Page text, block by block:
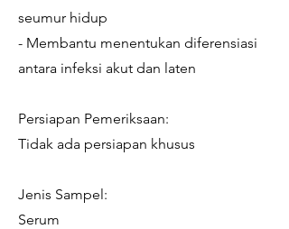
seumur hidup
- Membantu menentukan diferensiasi
antara infeksi akut dan laten
Persiapan Pemeriksaan:
Tidak ada persiapan khusus
Jenis Sampel:
Serum